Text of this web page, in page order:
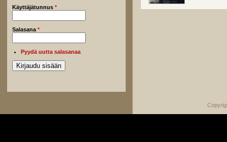
Käyttäjätunnus *
Salasana *
Pyydä uutta salasanaa